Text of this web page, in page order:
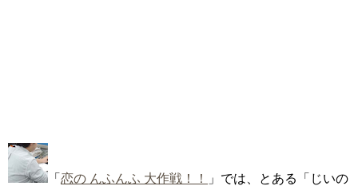
「 恋の んふんふ 大作戦！！
」では、とある「じいの